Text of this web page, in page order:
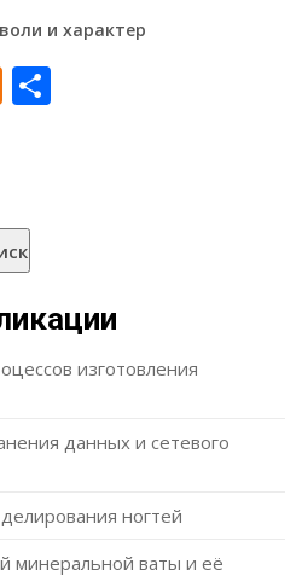
и характер
Odnoklassniki
Отправить
изготовления
данных и сетевого
ногтей
минеральной ваты и её